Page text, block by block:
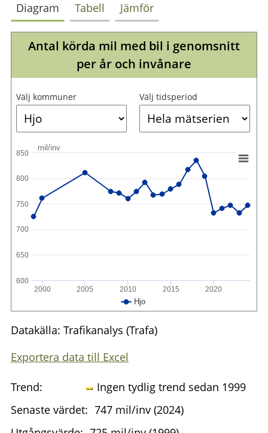
Diagram Tabell Jämför
Antal körda mil med bil i genomsnitt
per år och invånare
Välj kommuner Välj tidsperiod
mil/inv
Hjo
2000 2005 2010 2015 2020
600
650
700
750
800
850
Datakälla: Trafikanalys (Trafa)
Exportera data till Excel
Trend:
Ingen tydlig trend sedan 1999
Senaste värdet: 747 mil/inv (2024)